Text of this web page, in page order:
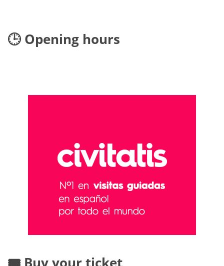
🕒 Opening hours